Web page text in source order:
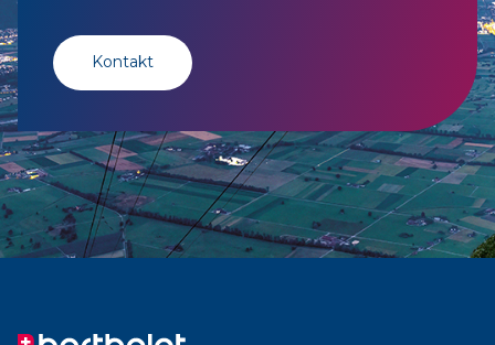
Kontakt